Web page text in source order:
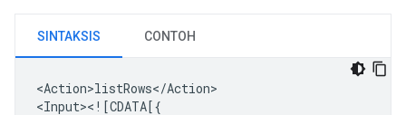
SINTAKSIS CONTOH
<Action>listRows</Action>